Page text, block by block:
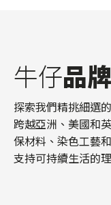
牛仔品牌
探索我們精挑細選
跨越亞洲、美國和
保材料、染色工藝
支持可持續生活的